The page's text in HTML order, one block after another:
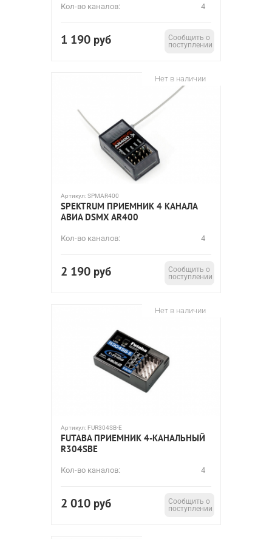
Кол-во каналов: 4
1 190 руб
Сообщить о
поступлении
Нет в наличии
Артикул:SPMAR400
SPEKTRUM ПРИЕМНИК 4 КАНАЛА
АВИА DSMX AR400
Кол-во каналов: 4
2 190 руб
Сообщить о
поступлении
Нет в наличии
Артикул: FUR304SB-E
FUTABA ПРИЕМНИК 4-КАНАЛЬНЫЙ
R304SBE
Кол-во каналов: 4
2 010 руб
Сообщить о
поступлении